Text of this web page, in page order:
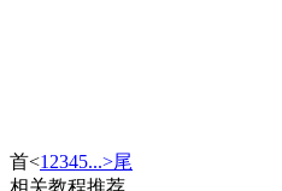
首<1 2345...>尾
相关教程推荐